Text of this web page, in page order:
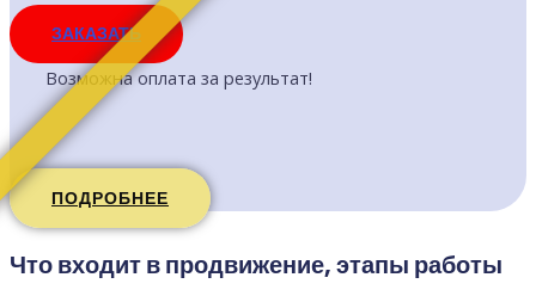
ЗАКАЗАТЬ
Возможна оплата за результат!
ПОДРОБНЕЕ
Что входит в продвижение, этапы работы